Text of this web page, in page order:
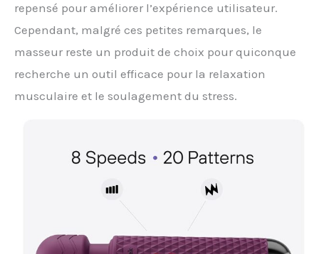
repensé pour améliorer l’expérience utilisateur.
Cependant, malgré ces petites remarques, le
masseur reste un produit de choix pour quiconque
recherche un outil efficace pour la relaxation
musculaire et le soulagement du stress.